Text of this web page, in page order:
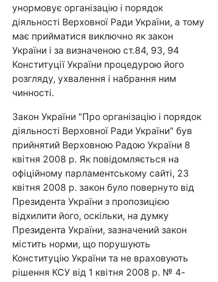
унормовує організацію і порядок
діяльності Верховної Ради України, а тому
має прийматися виключно як закон
України і за визначеною ст.84, 93, 94
Конституції України процедурою його
розгляду, ухвалення і набрання ним
чинності.
Закон України "Про організацію і порядок
діяльності Верховної Ради України" був
прийнятий Верховною Радою України 8
квітня 2008 р. Як повідомляється на
офіційному парламентському сайті, 23
квітня 2008 р. закон було повернуто від
Президента України з пропозицією
відхилити його, оскільки, на думку
Президента України, зазначений закон
містить норми, що порушують
Конституцію України та не враховують
рішення КСУ від 1 квітня 2008 р. № 4-